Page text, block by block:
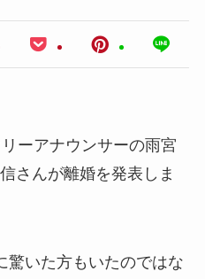
ーアナウンサーの雨宮
さんが離婚を発表しま
驚いた方もいたのではな